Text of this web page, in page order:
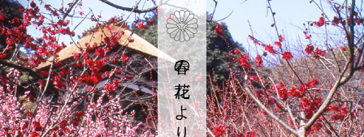
春の花だより